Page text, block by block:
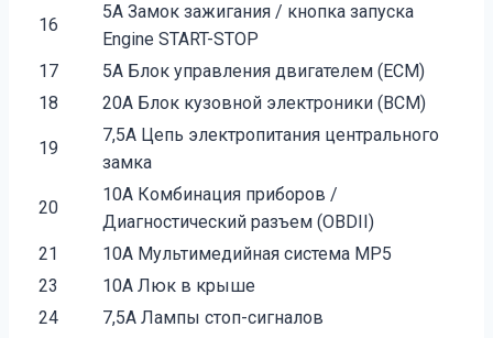
16
5А Замок зажигания / кнопка запуска
Engine START-STOP
17
5А Блок управления двигателем (ECM)
18
20А Блок кузовной электроники (BCM)
19
7,5А Цепь электропитания центрального
замка
20
10А Комбинация приборов /
Диагностический разъем (OBDII)
21
10А Мультимедийная система MP5
23
10А Люк в крыше
24
7,5А Лампы стоп-сигналов